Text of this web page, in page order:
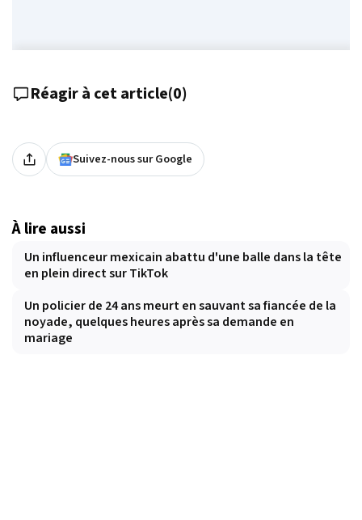
Réagir à cet article(0)
Suivez-nous sur Google
À lire aussi
Un influenceur mexicain abattu d'une balle dans la tête
en plein direct sur TikTok
Un policier de 24 ans meurt en sauvant sa fiancée de la
noyade, quelques heures après sa demande en
mariage